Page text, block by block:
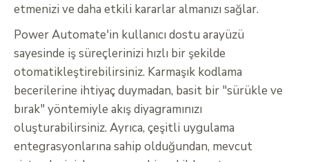
etmenizi ve daha etkili kararlar almanızı sağlar.
Power Automate'in kullanıcı dostu arayüzü
sayesinde iş süreçlerinizi hızlı bir şekilde
otomatikleştirebilirsiniz. Karmaşık kodlama
becerilerine ihtiyaç duymadan, basit bir "sürükle ve
bırak" yöntemiyle akış diyagramınızı
oluşturabilirsiniz. Ayrıca, çeşitli uygulama
entegrasyonlarına sahip olduğundan, mevcut